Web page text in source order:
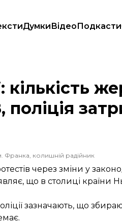
ДумкиВідеоПодкасти
38, поліція затримала
кількість
Франка, колишній радійник
через зміни у
що в столиці країни
зазначають, що